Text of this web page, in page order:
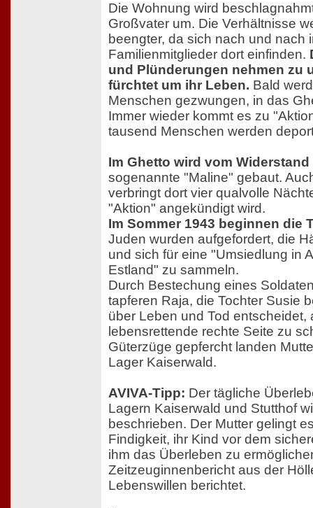
Die Wohnung wird
Großvater um. Die Verhältnisse
beengter, da sich nach und nach
Familienmitglieder dort einfinden.
und Plünderungen nehmen zu
fürchtet um ihr Leben. Bald
Menschen gezwungen, in das
Immer wieder kommt es zu
tausend Menschen werden
Im Ghetto wird vom
sogenannte "Maline" gebaut.
verbringt dort vier qualvolle
"Aktion" angekündigt wird.
Im Sommer 1943 beginnen die
Juden wurden aufgefordert, die
und sich für eine "Umsiedlung in
Estland" zu sammeln.
Durch Bestechung eines
tapferen Raja, die Tochter Susie
über Leben und Tod entscheidet,
lebensrettende rechte Seite zu
Güterzüge gepfercht landen
Lager Kaiserwald.
AVIVA-Tipp: Der tägliche
Lagern Kaiserwald und Stutthof
beschrieben. Der Mutter gelingt
Findigkeit, ihr Kind vor dem
ihm das Überleben zu
Zeitzeuginnenbericht aus der
Lebenswillen berichtet.